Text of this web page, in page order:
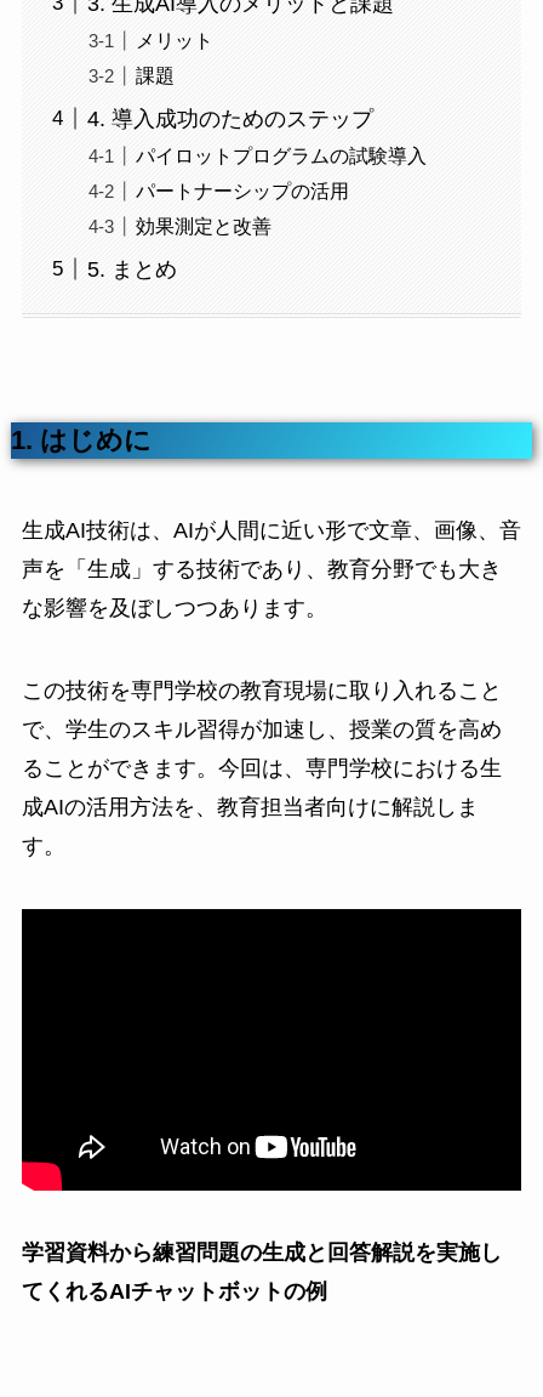
メリット
課題
4. 導入成功のためのステップ
パイロットプログラムの試験導入
パートナーシップの活用
効果測定と改善
5. まとめ
1. はじめに
生成AI技術は、AIが人間に近い形で文章、画像、音
声を「生成」する技術であり、教育分野でも大き
な影響を及ぼしつつあります。
この技術を専門学校の教育現場に取り入れること
で、学生のスキル習得が加速し、授業の質を高め
ることができます。今回は、専門学校における生
成AIの活用方法を、教育担当者向けに解説しま
す。
学習資料から練習問題の生成と回答解説を実施し
てくれるAIチャットボットの例